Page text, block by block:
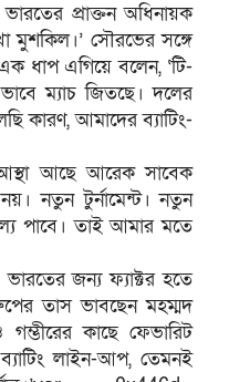
প্রাক্তন অধিনায়ক
মুশকিল।’ সৌরভের সঙ্গে
ধাপ এগিয়ে বলেন, ‘টি-
ম্যাচ জিতছে। দলের
কারণ, আমাদের ব্যাটিং-
আছে আরেক সাবেক
নতুন টুর্নামেন্ট। নতুন
পাবে। তাই আমার মতে
জন্য ফ্যাক্টর হতে
তাস ভাবছেন মহম্মদ
কাছে ফেভারিট
ব্যাটিং লাইন-আপ, তেমনই